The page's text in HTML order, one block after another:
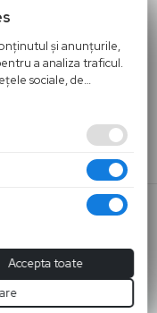
și anunțurile,
a analiza traficul.
sociale, de
la modul în care
cu alte informații
lor.
Accepta toate